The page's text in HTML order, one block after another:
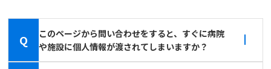
Q
このページから問い合わせをすると、すぐに病院
や施設に個人情報が渡されてしまいますか？